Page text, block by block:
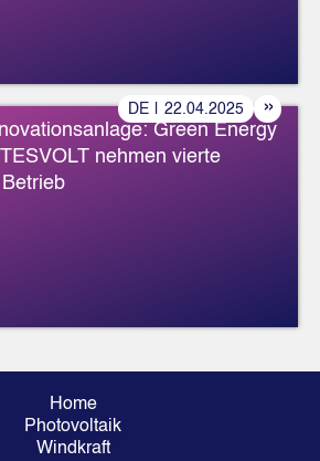
Green Energy
nehmen vierte
»
DE 22.04.2025
Home
Photovoltaik
Windkraft